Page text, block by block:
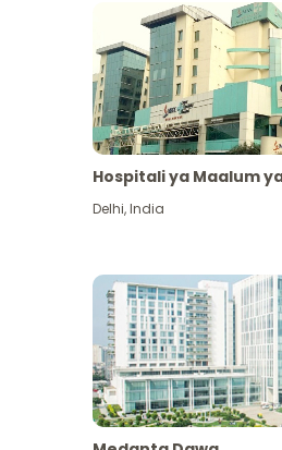
Hospitali ya Maalum
Delhi,India